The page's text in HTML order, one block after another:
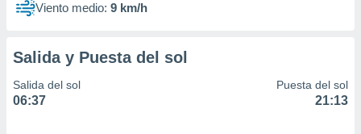
Viento medio: 9 km/h
Salida y Puesta del sol
Salida del sol
06:37
Puesta del sol
21:13